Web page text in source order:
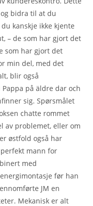
bidra til at du
kanskje ikke kjente
– de som har gjort det
som har gjort det
min del, med det
blir også
på äldre dar och
sig. Spørsmålet
chatte rommet
av problemet, eller om
østfold også har
perfekt mann for
med
før han
JM en
Mekanisk er alt